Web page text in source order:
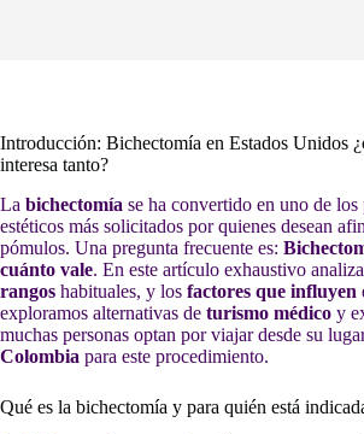
Introducción: Bichectomía en Estados Unidos
interesa tanto?
La bichectomía se ha convertido en uno de
estéticos más solicitados por quienes desean
pómulos. Una pregunta frecuente es:
cuánto vale. En este artículo exhaustivo
rangos habituales, y los factores que influyen
exploramos alternativas de turismo médico y
muchas personas optan por viajar desde su
Colombia para este procedimiento.
Qué es la bichectomía y para quién está